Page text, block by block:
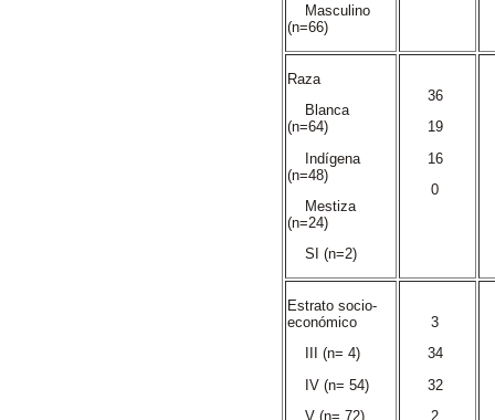
Masculino
(n=66)
Raza
Blanca
(n=64)
Indígena
(n=48)
Mestiza
(n=24)
SI (n=2)
36
19
16
0
Estrato socio-
económico
III (n= 4)
IV (n= 54)
V (n= 72)
3
34
32
2